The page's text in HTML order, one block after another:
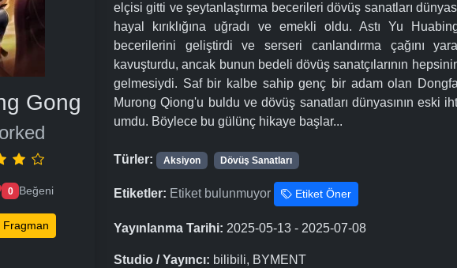
Gong
0 Beğeni
Fragman
elçisi gitti ve şeytanlaştırma becerileri dövüş sanatları
hayal kırıklığına uğradı ve emekli oldu. Astı Yu
becerilerini geliştirdi ve serseri canlandırma çağını
kavuşturdu, ancak bunun bedeli dövüş sanatçılarının
gelmesiydi. Saf bir kalbe sahip genç bir adam olan
Murong Qiong'u buldu ve dövüş sanatları dünyasının eski
umdu. Böylece bu gülünç hikaye başlar...
Türler: Aksiyon Dövüş Sanatları
Etiketler: Etiket bulunmuyor Etiket Öner
Yayınlanma Tarihi: 2025-05-13 - 2025-07-08
Studio / Yayıncı: bilibili, BYMENT